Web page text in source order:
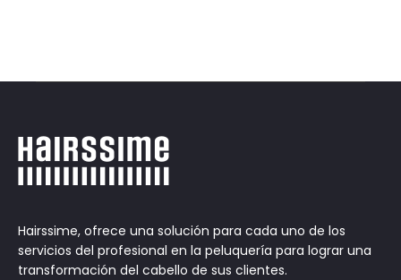
Hairssime, ofrece una solución para cada uno de los
servicios del profesional en la peluquería para lograr una
transformación del cabello de sus clientes.